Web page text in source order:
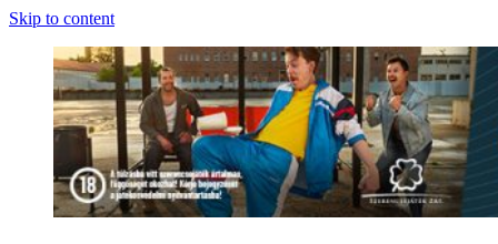
Skip to content